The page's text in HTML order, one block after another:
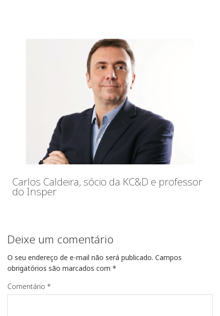
Carlos Caldeira, sócio da KC&D e professor
do Insper
Deixe um comentário
O seu endereço de e-mail não será publicado. Campos
obrigatórios são marcados com *
Comentário *